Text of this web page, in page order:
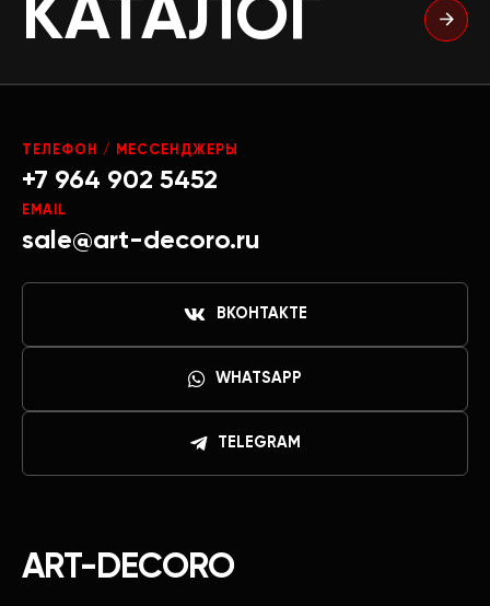
КАТАЛОГ
ART-DECORO
ТЕЛЕФОН / МЕССЕНДЖЕРЫ
+7 964 902 5452
EMAIL
sale@art-decoro.ru
ВКОНТАКТЕ
WHATSAPP
TELEGRAM